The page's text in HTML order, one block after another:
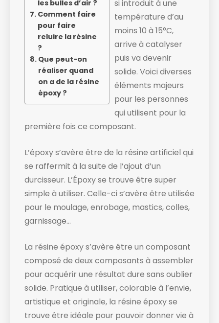
les bulles d’air ?
Comment faire
pour faire
reluire la résine
?
Que peut-on
réaliser quand
on a de la résine
époxy ?
si introduit à une
température d’au
moins 10 à 15°C,
arrive à catalyser
puis va devenir
solide. ​Voici diverses
éléments majeurs
pour les personnes
qui utilisent pour la
première fois ce composant.
L’époxy s’avère être de la résine artificiel qui
se raffermit à la suite de l’ajout d’un
durcisseur. L’Époxy se trouve être super
simple à utiliser. Celle-ci s’avère être utilisée
pour le moulage, enrobage, mastics, colles,
garnissage…
La résine époxy s’avère être un composant
composé de deux composants à assembler
pour acquérir une résultat dure sans oublier
solide. Pratique à utiliser, colorable à l’envie,
artistique et originale, la résine époxy se
trouve être idéale pour pouvoir donner vie à